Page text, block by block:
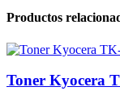
Productos
Toner Kyocera